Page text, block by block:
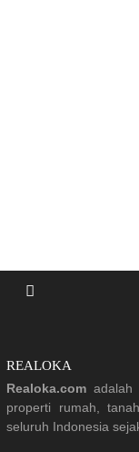
REALOKA
Realoka.com
properti rumah,
seluruh Indonesia